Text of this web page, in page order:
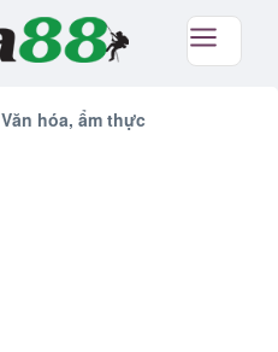
Văn hóa, ẩm thực